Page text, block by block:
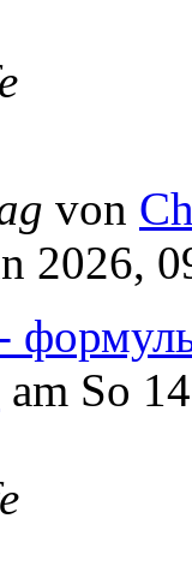
von
2026,
am So